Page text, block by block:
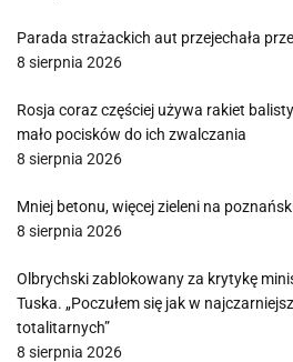
Parada strażackich aut przejechała
8 sierpnia 2026
Rosja coraz częściej używa rakiet
mało pocisków do ich zwalczania
8 sierpnia 2026
Mniej betonu, więcej zieleni na
8 sierpnia 2026
Olbrychski zablokowany za krytykę
Tuska. „Poczułem się jak w
totalitarnych”
8 sierpnia 2026